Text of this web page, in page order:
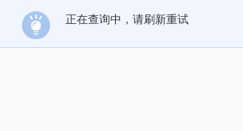
正在查询中，请刷新重试